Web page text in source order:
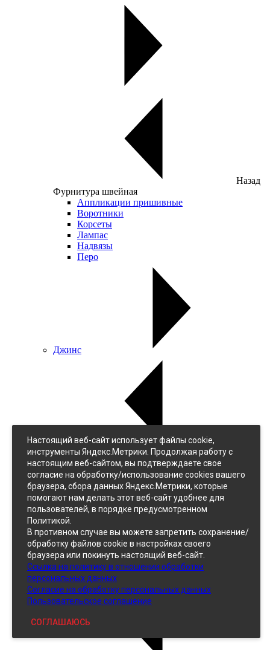
Назад
Фурнитура швейная
Аппликации пришивные
Воротники
Корсеты
Лампас
Надвязы
Перо
Джинс
Джинс
Однотонный
Принтованный
Кожзам
Настоящий веб-сайт использует файлы cookie,
инструменты Яндекс.Метрики. Продолжая работу с
настоящим веб-сайтом, вы подтверждаете свое
согласие на обработку/использование cookies вашего
браузера, сбора данных Яндекс.Метрики, которые
помогают нам делать этот веб-сайт удобнее для
пользователей, в порядке предусмотренном
Политикой.
В противном случае вы можете запретить сохранение/
обработку файлов cookie в настройках своего
браузера или покинуть настоящий веб-сайт.
Ссылка на политику в отношении обработки
персональных данных
Согласие на обработку персональных данных
Пользовательское соглашение
СОГЛАШАЮСЬ